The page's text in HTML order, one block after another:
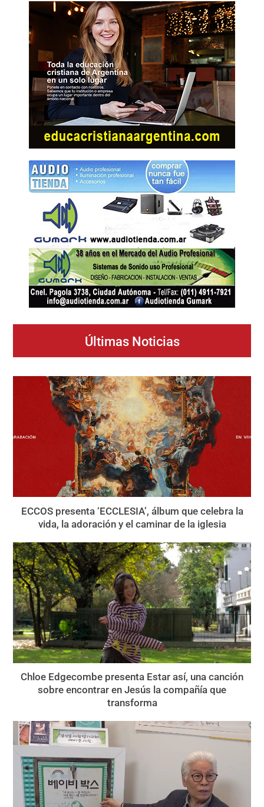
Últimas Noticias
ECCOS presenta ‘ECCLESIA’, álbum que celebra la
vida, la adoración y el caminar de la iglesia
Chloe Edgecombe presenta Estar así, una canción
sobre encontrar en Jesús la compañía que
transforma